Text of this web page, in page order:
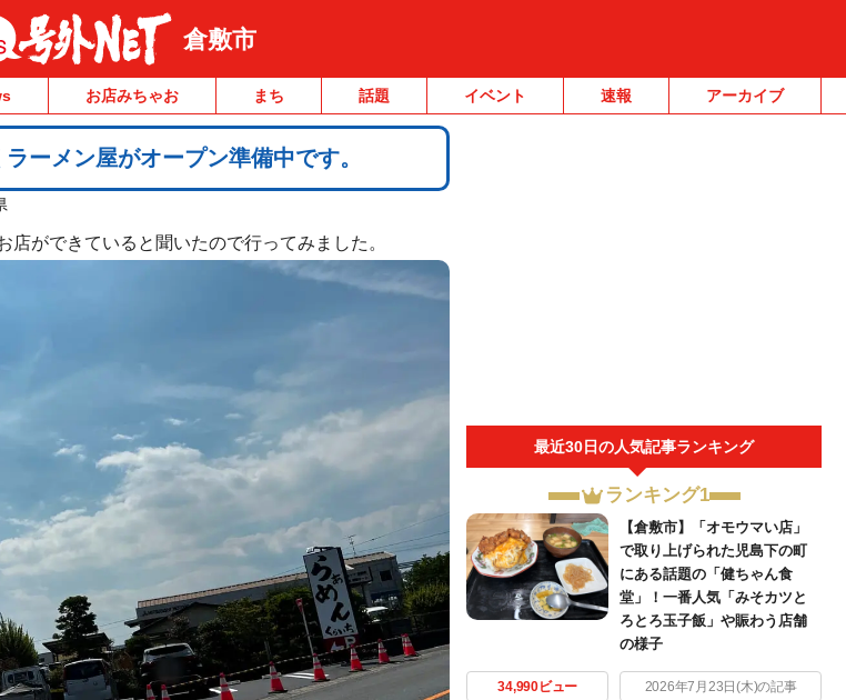
倉敷市
お店みちゃお まち 話題 イベント 速報 アーカイブ
ーメン屋がオープン準備中です。
ができていると聞いたので行ってみました。
最近30日の人気記事ランキング
ランキング1
【倉敷市】「オモウマい店」
で取り上げられた児島下の町
にある話題の「健ちゃん食
堂」！一番人気「みそカツと
ろとろ玉子飯」や賑わう店舗
の様子
34,990ビュー 2026年7月23日(木)の記事